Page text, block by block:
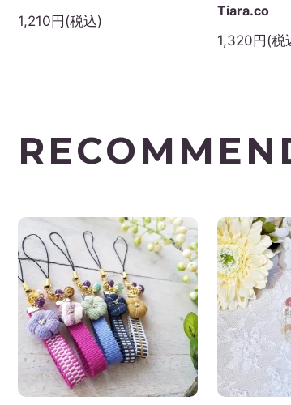
水 木 金
30
1,210円(税込)
Tiara.co
1,320円(税